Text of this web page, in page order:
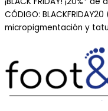
CÓDIGO:
micropigmentación y